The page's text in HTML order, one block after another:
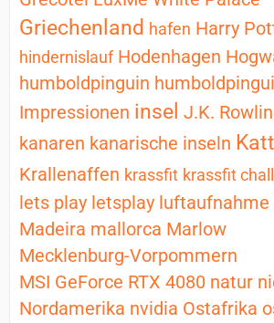
Griechenland hafen Harry
hindernislauf Hodenhagen
humboldpinguin
Impressionen insel J.K.
kanaren kanarische inseln
Krallenaffen krassfit krassfit
lets play letsplay luftaufnahme
Madeira mallorca Marlow
Mecklenburg-Vorpommern
MSI GeForce RTX 4080 natur
Nordamerika nvidia Ostafrika